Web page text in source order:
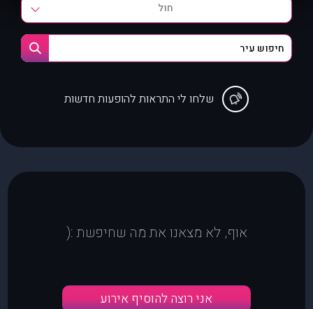
חול
שלחו לי התראות להופעות חדשות
אוף, לא מצאנו את מה שחיפשת :(
אני רוצה להוסיף אירוע